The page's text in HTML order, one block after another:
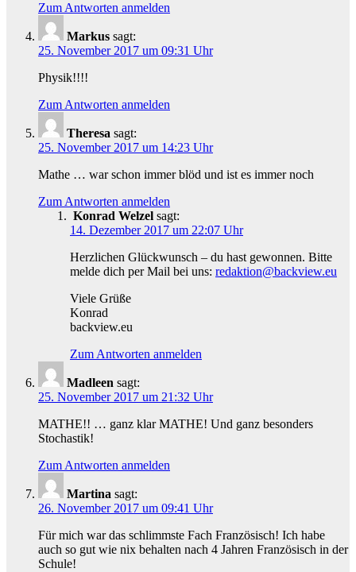
Zum Antworten anmelden
Markus sagt:
25. November 2017 um 09:31 Uhr
Physik!!!!
Zum Antworten anmelden
Theresa sagt:
25. November 2017 um 14:23 Uhr
Mathe … war schon immer blöd und ist es immer noch
Zum Antworten anmelden
Konrad Welzel sagt:
14. Dezember 2017 um 22:07 Uhr
Herzlichen Glückwunsch – du hast gewonnen. Bitte
melde dich per Mail bei uns: redaktion@backview.eu
Viele Grüße
Konrad
backview.eu
Zum Antworten anmelden
Madleen sagt:
25. November 2017 um 21:32 Uhr
MATHE!! … ganz klar MATHE! Und ganz besonders
Stochastik!
Zum Antworten anmelden
Martina sagt:
26. November 2017 um 09:41 Uhr
Für mich war das schlimmste Fach Französisch! Ich habe
auch so gut wie nix behalten nach 4 Jahren Französisch in der
Schule!